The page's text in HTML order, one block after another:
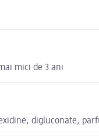
mici de 3 ani
digluconate,